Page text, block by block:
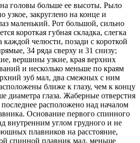
головы больше ее высоты. Рыло
узкое, закруглено на конце и
маленький. Рот большой, сильно
короткая губная складка, слегка
челюсти, позади с короткой
34 ряда сверху и 31 снизу;
вершины узкие, края верхних
и несколько меньше по краям
зуб мал, два смежных с ним
ближе к глазу, чем к концу
диаметра глаза. Жаберные отверстия
расположено над началом
Основание первого спинного
внутренним углом грудного и не
плавников на расстояние,
спинной плавник мал, меньше